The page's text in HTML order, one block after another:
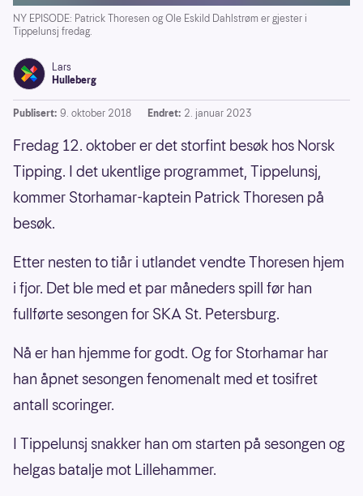
NY EPISODE: Patrick Thoresen og Ole Eskild Dahlstrøm er gjester i
Tippelunsj fredag.
Lars
Hulleberg
Publisert: 9. oktober 2018 Endret: 2. januar 2023
Fredag 12. oktober er det storfint besøk hos Norsk
Tipping. I det ukentlige programmet, Tippelunsj,
kommer Storhamar-kaptein Patrick Thoresen på
besøk.
Etter nesten to tiår i utlandet vendte Thoresen hjem
i fjor. Det ble med et par måneders spill før han
fullførte sesongen for SKA St. Petersburg.
Nå er han hjemme for godt. Og for Storhamar har
han åpnet sesongen fenomenalt med et tosifret
antall scoringer.
I Tippelunsj snakker han om starten på sesongen og
helgas batalje mot Lillehammer.